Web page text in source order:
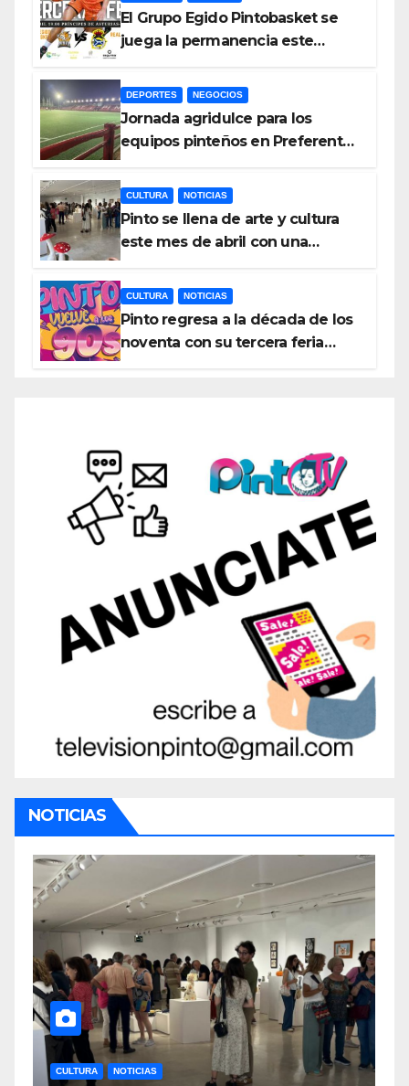
El Grupo Egido Pintobasket se
juega la permanencia este
Asturias
DEPORTES NEGOCIOS
Jornada agridulce para los
equipos pinteños en Preferente
Pinto bajo amenaza
CULTURA NOTICIAS
Pinto se llena de arte y cultura
este mes de abril con una
exposiciones y espectáculos
CULTURA NOTICIAS
Pinto regresa a la década de los
noventa con su tercera feria
NOTICIAS
CULTURA NOTICIAS CULTURA